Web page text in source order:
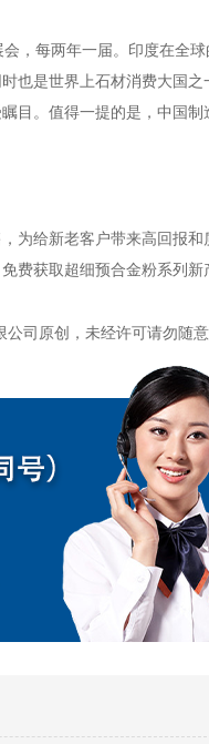
，每两年一届。印度在全
也是世界上石材消费大国
目。值得一提的是，中国
为给新老客户带来高回报
费获取超细预合金粉系列新
司原创，未经许可请勿随